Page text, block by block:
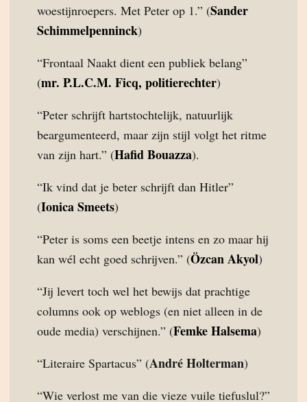
woestijnroepers. Met Peter op 1.” (Sander
Schimmelpenninck)
“Frontaal Naakt dient een publiek belang”
(mr. P.L.C.M. Ficq, politierechter)
“Peter schrijft hartstochtelijk, natuurlijk
beargumenteerd, maar zijn stijl volgt het ritme
van zijn hart.” (Hafid Bouazza).
“Ik vind dat je beter schrijft dan Hitler”
(Ionica Smeets)
“Peter is soms een beetje intens en zo maar hij
kan wél echt goed schrijven.” (Özcan Akyol)
“Jij levert toch wel het bewijs dat prachtige
columns ook op weblogs (en niet alleen in de
oude media) verschijnen.” (Femke Halsema)
“Literaire Spartacus” (André Holterman)
“Wie verlost me van die vieze vuile tiefuslul?”